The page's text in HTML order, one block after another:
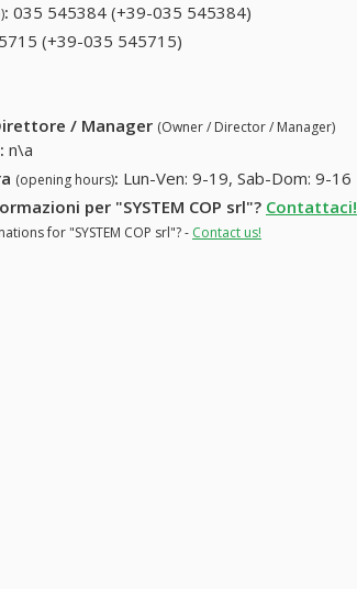
: 035 545384 (+39-035 545384)
(+39-035 545715)
/ Manager (Owner / Director / Manager)
: n\a
(opening hours): Lun-Ven: 9-19, Sab-Dom: 9-16
per "SYSTEM COP srl"? Contattaci!
for "SYSTEM COP srl"? - Contact us!